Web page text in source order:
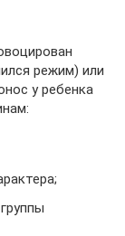
режим) или
у ребенка